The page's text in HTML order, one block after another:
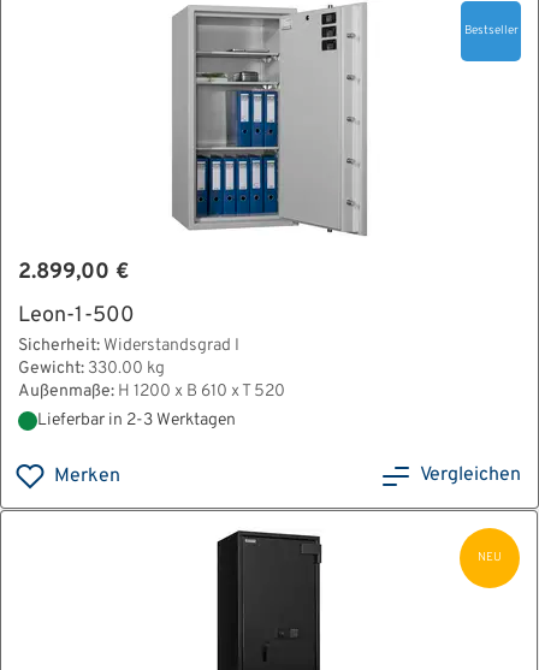
Bestseller
2.899,00 €
Leon-1-500
Sicherheit: Widerstandsgrad I
Gewicht: 330.00 kg
Außenmaße: H 1200 x B 610 x T 520
Lieferbar in 2-3 Werktagen
Merken Vergleichen
NEU